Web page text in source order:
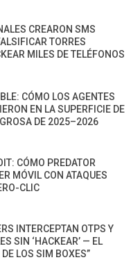
CREARON SMS
TORRES
MILES DE TELÉFONOS
CÓMO LOS AGENTES
EN LA SUPERFICIE DE
DE 2025–2026
CÓMO PREDATOR
MÓVIL CON ATAQUES
CLIC
INTERCEPTAN OTPS Y
SIN ‘HACKEAR’ — EL
DE LOS SIM BOXES”